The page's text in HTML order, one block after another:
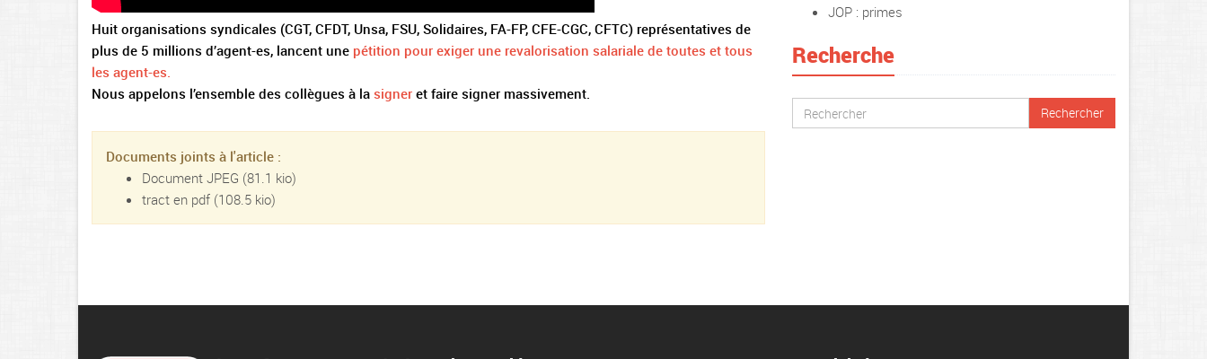
Huit organisations syndicales (CGT, CFDT, Unsa, FSU, Solidaires, FA-FP, CFE-CGC, CFTC) représentatives de
plus de 5 millions d’agent-es, lancent une pétition pour exiger une revalorisation salariale de toutes et tous
les agent-es.
Nous appelons l’ensemble des collègues à la signer et faire signer massivement.
Documents joints à l'article :
Document JPEG (81.1 kio)
tract en pdf (108.5 kio)
JOP : primes
Recherche